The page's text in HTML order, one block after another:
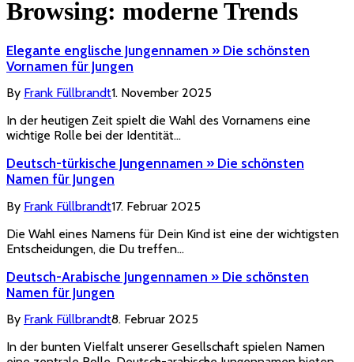
Browsing: moderne Trends
Elegante englische Jungennamen » Die schönsten
Vornamen für Jungen
By Frank Füllbrandt1. November 2025
In der heutigen Zeit spielt die Wahl des Vornamens eine
wichtige Rolle bei der Identität…
Deutsch-türkische Jungennamen » Die schönsten
Namen für Jungen
By Frank Füllbrandt17. Februar 2025
Die Wahl eines Namens für Dein Kind ist eine der wichtigsten
Entscheidungen, die Du treffen…
Deutsch-Arabische Jungennamen » Die schönsten
Namen für Jungen
By Frank Füllbrandt8. Februar 2025
In der bunten Vielfalt unserer Gesellschaft spielen Namen